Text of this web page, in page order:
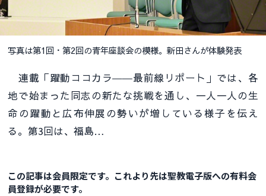
写真は第1回・第2回の青年座談会の模様。新田さんが体験発表
連載「躍動ココカラ――最前線リポート」では、各
地で始まった同志の新たな挑戦を通し、一人一人の生
命の躍動と広布伸展の勢いが増している様子を伝え
る。第3回は、福島…
この記事は会員限定です。これより先は聖教電子版への有料会
員登録が必要です。